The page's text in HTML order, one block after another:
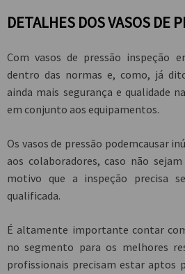
DETALHES DOS VASOS DE
Comvasos de pressão inspeção
dentro das normas e, como, já
ainda mais segurança e qualidade
em conjunto aos equipamentos.
Os vasos de pressão podemcausar
aos colaboradores, caso não
motivo que a inspeção precisa
qualificada.
É altamente importante contar
no segmento para os melhores
profissionais precisam estar aptos